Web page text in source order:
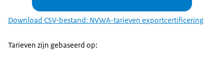
Download CSV-bestand: NVWA-tarieven exportcertificering
Tarieven zijn gebaseerd op: